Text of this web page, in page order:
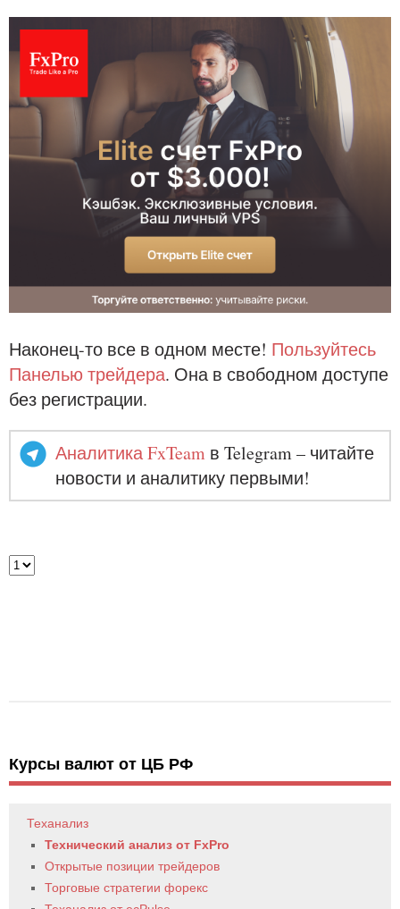
Наконец-то все в одном месте! Пользуйтесь
Панелью трейдера. Она в свободном доступе
без регистрации.
Аналитика FxTeam в Telegram – читайте
новости и аналитику первыми!
Курсы валют от ЦБ РФ
Теханализ
Технический анализ от FxPro
Открытые позиции трейдеров
Торговые стратегии форекс